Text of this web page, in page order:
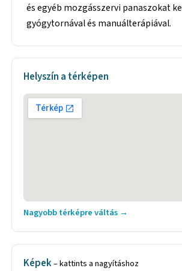
és egyéb mozgásszervi panaszokat
gyógytornával és manuálterápiával.
Helyszín a térképen
Nagyobb térképre váltás →
Képek– kattints a nagyításhoz